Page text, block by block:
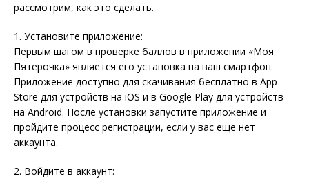
рассмотрим, как это сделать.
1. Установите приложение:
Первым шагом в проверке баллов в приложении «Моя
Пятерочка» является его установка на ваш смартфон.
Приложение доступно для скачивания бесплатно в App
Store для устройств на iOS и в Google Play для устройств
на Android. После установки запустите приложение и
пройдите процесс регистрации, если у вас еще нет
аккаунта.
2. Войдите в аккаунт: